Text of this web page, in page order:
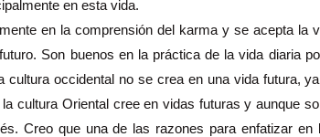
en esta vida.
en la comprensión del karma y se acepta la
Son buenos en la práctica de la vida diaria
occidental no se crea en una vida futura,
cultura Oriental cree en vidas futuras y aunque
Creo que una de las razones para enfatizar